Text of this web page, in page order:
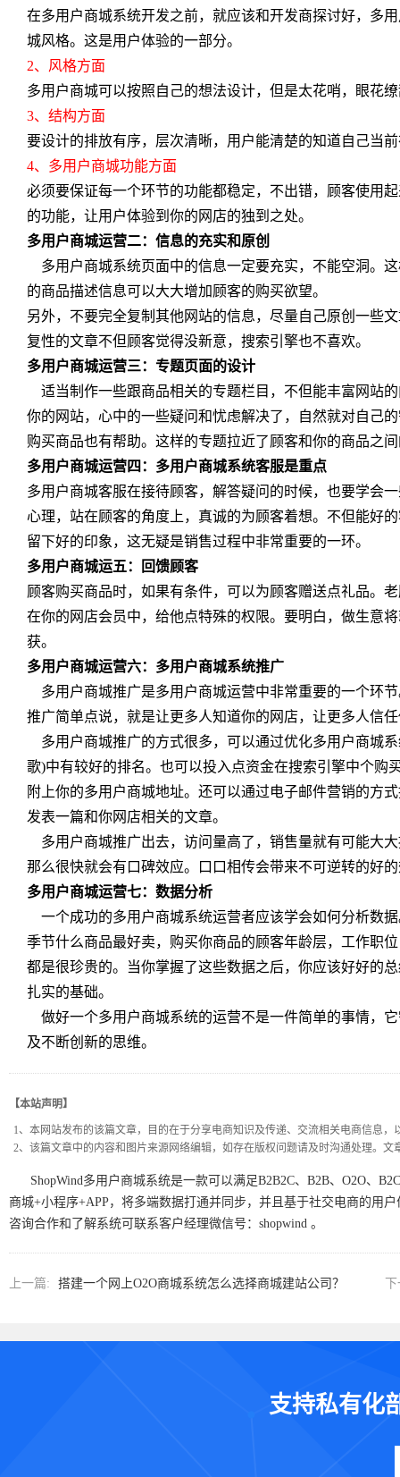
在多用户商城系统开发之前，就应该和开发商探讨好，多
城风格。这是用户体验的一部分。
2、风格方面
多用户商城可以按照自己的想法设计，但是太花哨，眼花
3、结构方面
要设计的排放有序，层次清晰，用户能清楚的知道自己当
4、多用户商城功能方面
必须要保证每一个环节的功能都稳定，不出错，顾客使用
的功能，让用户体验到你的网店的独到之处。
多用户商城运营二：信息的充实和原创
多用户商城系统页面中的信息一定要充实，不能空洞。
的商品描述信息可以大大增加顾客的购买欲望。
另外，不要完全复制其他网站的信息，尽量自己原创一些
复性的文章不但顾客觉得没新意，搜索引擎也不喜欢。
多用户商城运营三：专题页面的设计
适当制作一些跟商品相关的专题栏目，不但能丰富网站
你的网站，心中的一些疑问和忧虑解决了，自然就对自己
购买商品也有帮助。这样的专题拉近了顾客和你的商品之
多用户商城运营四：多用户商城系统客服是重点
多用户商城客服在接待顾客，解答疑问的时候，也要学会
心理，站在顾客的角度上，真诚的为顾客着想。不但能好
留下好的印象，这无疑是销售过程中非常重要的一环。
多用户商城运五：回馈顾客
顾客购买商品时，如果有条件，可以为顾客赠送点礼品。
在你的网店会员中，给他点特殊的权限。要明白，做生意
获。
多用户商城运营六：多用户商城系统推广
多用户商城推广是多用户商城运营中非常重要的一个环
推广简单点说，就是让更多人知道你的网店，让更多人信
多用户商城推广的方式很多，可以通过优化多用户商城
歌)中有较好的排名。也可以投入点资金在搜索引擎中个购
附上你的多用户商城地址。还可以通过电子邮件营销的方
发表一篇和你网店相关的文章。
多用户商城推广出去，访问量高了，销售量就有可能大
那么很快就会有口碑效应。口口相传会带来不可逆转的好
多用户商城运营七：数据分析
一个成功的多用户商城系统运营者应该学会如何分析数
季节什么商品最好卖，购买你商品的顾客年龄层，工作职
都是很珍贵的。当你掌握了这些数据之后，你应该好好的
扎实的基础。
做好一个多用户商城系统的运营不是一件简单的事情，
及不断创新的思维。
【本站声明】
1、本网站发布的该篇文章，目的在于分享电商知识及传递、交流相关电商信息
2、该篇文章中的内容和图片来源网络编辑，如存在版权问题请及时沟通处理。
ShopWind多用户商城系统是一款可以满足B2B2C、B2B、O2O、
商城+小程序+APP，将多端数据打通并同步，并且基于社交电商的用
咨询合作和了解系统可联系客户经理微信号：shopwind 。
上一篇: 搭建一个网上O2O商城系统怎么选择商城建站公司？
支持私有化